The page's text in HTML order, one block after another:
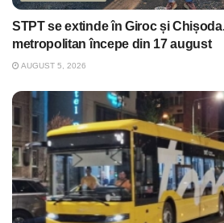
STPT se extinde în Giroc și
metropolitan începe din 17 august
AUGUST 5, 2026